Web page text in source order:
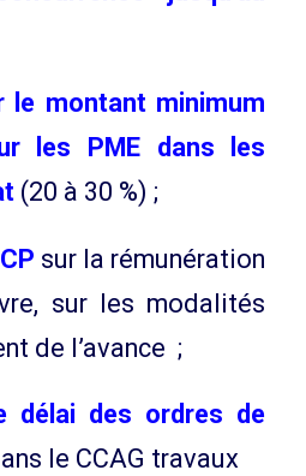
le montant minimum
les PME dans les
(20 à 30 %) ;
sur la rémunération
sur les modalités
de l’avance ;
délai des ordres de
le CCAG travaux